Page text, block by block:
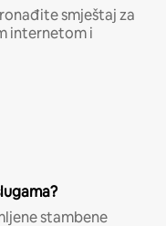
smještaj za
internetom i
stambene